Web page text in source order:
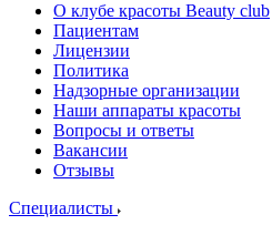
О клубе красоты Beauty club
Пациентам
Лицензии
Политика
Надзорные организации
Наши аппараты красоты
Вопросы и ответы
Вакансии
Отзывы
Специалисты